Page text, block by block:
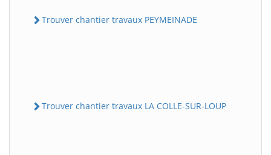
Trouver chantier travaux PEYMEINADE
Trouver chantier travaux LA COLLE-SUR-LOUP